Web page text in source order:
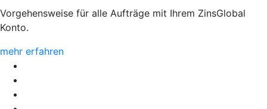
Vorgehensweise für alle Aufträge mit Ihrem ZinsGlobal
Konto.
mehr erfahren